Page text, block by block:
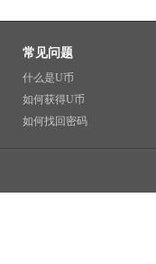
常见问题
什么是U币
如何获得U币
如何找回密码